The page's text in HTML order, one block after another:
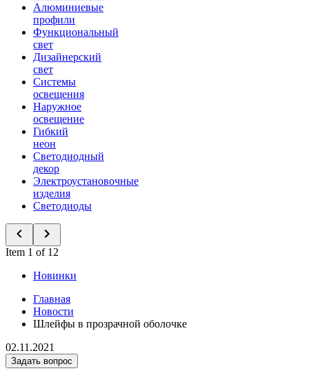
Алюминиевые
профили
Функциональный
свет
Дизайнерский
свет
Системы
освещения
Наружное
освещение
Гибкий
неон
Светодиодный
декор
Электроустановочные
изделия
Светодиоды
Item 1 of 12
Новинки
Главная
Новости
Шлейфы в прозрачной оболочке
02.11.2021
Задать вопрос